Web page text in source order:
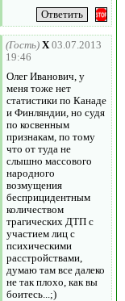
(Гость) X 03.07.2013
19:46
Олег Иванович, у
меня тоже нет
статистики по Канаде
и Финляндии, но судя
по косвенным
признакам, по тому
что от туда не
слышно массового
народного
возмущения
бесприцидентным
количеством
трагических ДТП с
участием лиц с
психическими
расстройствами,
думаю там все далеко
не так плохо, как вы
боитесь...;)